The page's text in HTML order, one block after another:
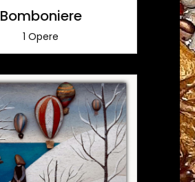
Bomboniere
1 Opere